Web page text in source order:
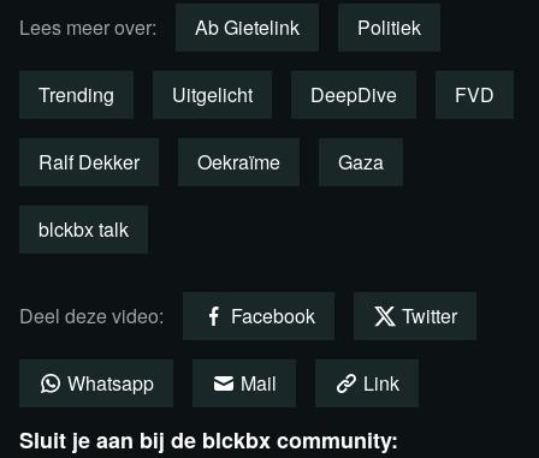
We gaan met hem in gesprek over referendumdemocratie,
Deze uitzending is ook als
podcast te beluisteren!
Luister nu
Lees meer over: Ab Gietelink Politiek
Trending Uitgelicht DeepDive FVD
Ralf Dekker Oekraïme Gaza
blckbx talk
Deel deze video: Facebook Twitter
Whatsapp Mail Link
Sluit je aan bij de blckbx community: